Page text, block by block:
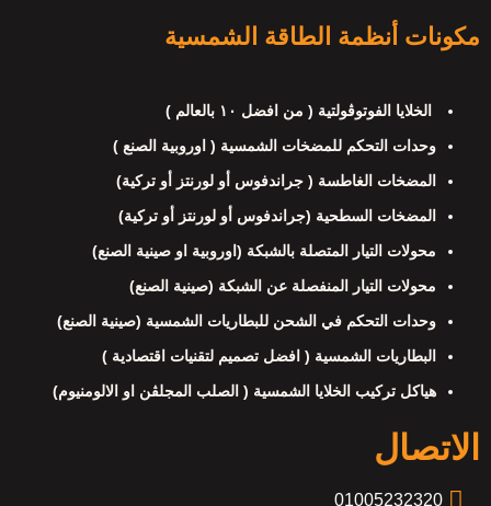
مكونات أنظمة الطاقة الشمسية
الخلايا الفوتوڤولتية ( من افضل ١٠ بالعالم )
وحدات التحكم للمضخات الشمسية ( اوروبية الصنع )
المضخات الغاطسة ( جراندفوس أو لورنتز أو تركية)
المضخات السطحية (جراندفوس أو لورنتز أو تركية)
محولات التيار المتصلة بالشبكة (اوروبية او صينية الصنع)
محولات التيار المنفصلة عن الشبكة (صينية الصنع)
وحدات التحكم في الشحن للبطاريات الشمسية (صينية الصنع)
البطاريات الشمسية ( افضل تصميم لتقنيات اقتصادية )
هياكل تركيب الخلايا الشمسية ( الصلب المجلڤن او الالومنيوم)
الاتصال
01005232320